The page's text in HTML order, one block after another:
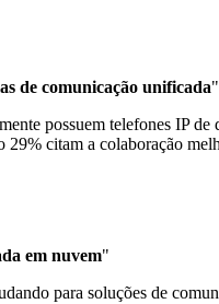
de comunicação unificada"
possuem telefones IP
29% citam a colaboração
em nuvem"
para soluções de